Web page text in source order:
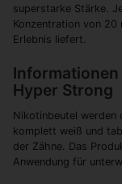
superstarke Stärke.
Konzentration von
Erlebnis liefert.
Informationen
Hyper Strong
Nikotinbeutel werden
komplett weiß und
der Zähne. Das
Anwendung für